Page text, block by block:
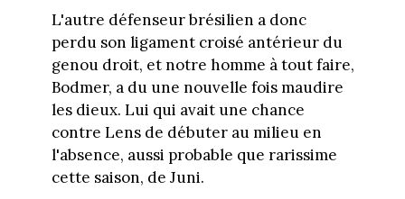
L'autre défenseur brésilien a donc
perdu son ligament croisé antérieur du
genou droit, et notre homme à tout faire,
Bodmer, a du une nouvelle fois maudire
les dieux. Lui qui avait une chance
contre Lens de débuter au milieu en
l'absence, aussi probable que rarissime
cette saison, de Juni.